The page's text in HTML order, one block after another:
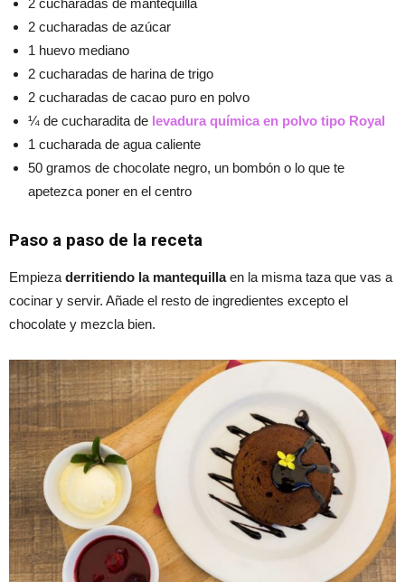
2 cucharadas de mantequilla
2 cucharadas de azúcar
1 huevo mediano
2 cucharadas de harina de trigo
2 cucharadas de cacao puro en polvo
¼ de cucharadita de levadura química en polvo tipo Royal
1 cucharada de agua caliente
50 gramos de chocolate negro, un bombón o lo que te
apetezca poner en el centro
Paso a paso de la receta
Empieza derritiendo la mantequillaen la misma taza que vas a
cocinar y servir. Añade el resto de ingredientes excepto el
chocolate y mezcla bien.